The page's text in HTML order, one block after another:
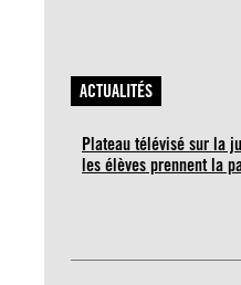
ACTUALITÉS
Plateau télévisé sur la
les élèves prennent la